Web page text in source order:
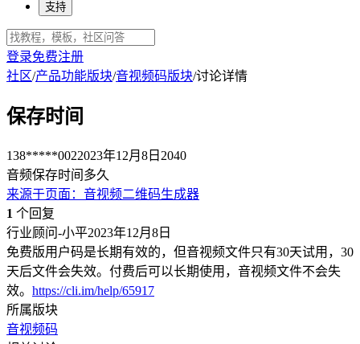
支持
登录免费注册
社区/产品功能版块/音视频码版块/讨论详情
保存时间
138*****0022023年12月8日 2040
音频保存时间多久
来源于页面 ： 音视频二维码生成器
1 个回复
行业顾问-小平2023年12月8日
免费版用户码是长期有效的，但音视频文件只有30天试用，30
天后文件会失效。付费后可以长期使用，音视频文件不会失
效。 https://cli.im/help/65917
所属版块
音视频码